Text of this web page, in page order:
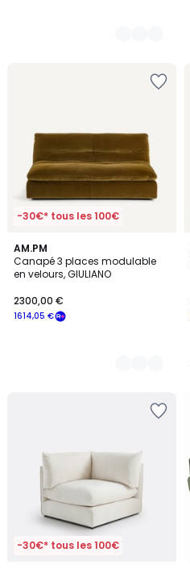
-30€* tous les 100€
AM.PM
Canapé 3 places modulable
en velours, GIULIANO
1614,05 €
2300,00 €
14
Couleurs
-30€* tous les 100€